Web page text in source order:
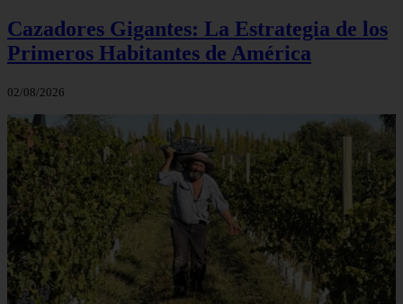
Cazadores Gigantes: La Estrategia de los
Primeros Habitantes de América
02/08/2026